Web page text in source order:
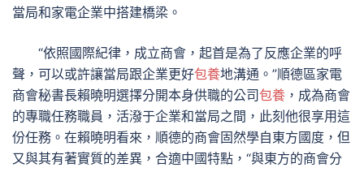
當局和家電企業中搭建橋梁。
“依照國際紀律，成立商會，起首是為了反應企業的呼
聲，可以或許讓當局跟企業更好包養地溝通。”順德區家電
商會秘書長賴曉明選擇分開本身供職的公司包養 ，成為商會
的專職任務職員，活潑于企業和當局之間，此刻他很享用這
份任務。在賴曉明看來，順德的商會固然學自東方國度，但
又與其有著實質的差異，合適中國特點，“與東方的商會分